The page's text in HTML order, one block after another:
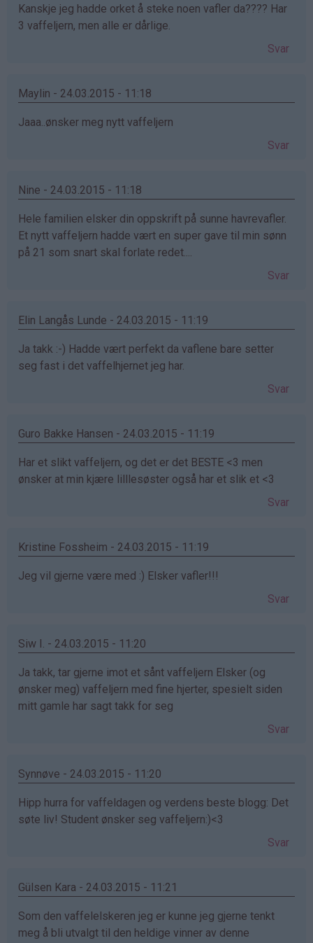
Kanskje jeg hadde orket å steke noen vafler da???? Har
3 vaffeljern, men alle er dårlige.
Svar
Maylin - 24.03.2015 - 11:18
Jaaa..ønsker meg nytt vaffeljern
Svar
Nine - 24.03.2015 - 11:18
Hele familien elsker din oppskrift på sunne havrevafler.
Et nytt vaffeljern hadde vært en super gave til min sønn
på 21 som snart skal forlate redet....
Svar
Elin Langås Lunde - 24.03.2015 - 11:19
Ja takk :-) Hadde vært perfekt da vaflene bare setter
seg fast i det vaffelhjernet jeg har.
Svar
Guro Bakke Hansen - 24.03.2015 - 11:19
Har et slikt vaffeljern, og det er det BESTE <3 men
ønsker at min kjære lilllesøster også har et slik et <3
Svar
Kristine Fossheim - 24.03.2015 - 11:19
Jeg vil gjerne være med :) Elsker vafler!!!
Svar
Siw I. - 24.03.2015 - 11:20
Ja takk, tar gjerne imot et sånt vaffeljern Elsker (og
ønsker meg) vaffeljern med fine hjerter, spesielt siden
mitt gamle har sagt takk for seg
Svar
Synnøve - 24.03.2015 - 11:20
Hipp hurra for vaffeldagen og verdens beste blogg: Det
søte liv! Student ønsker seg vaffeljern:)<3
Svar
Gülsen Kara - 24.03.2015 - 11:21
Som den vaffelelskeren jeg er kunne jeg gjerne tenkt
meg å bli utvalgt til den heldige vinner av denne